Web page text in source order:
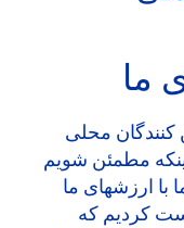
ما
کنندگان محلی
مطمئن شویم
با ارزشهای ما
کردیم که